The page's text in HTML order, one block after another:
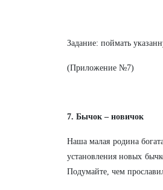
Задание: поймать
(Приложение №7)
7. Бычок – новичок
Наша малая родина
установления новых
Подумайте, чем